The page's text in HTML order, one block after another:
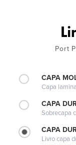
Port
CAPA
Capa
CAPA
Sobrecapa
CAPA
Livro capa